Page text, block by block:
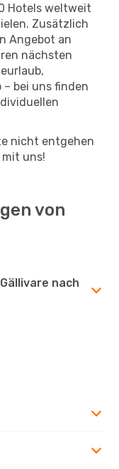
Hotels weltweit
Zusätzlich
Angebot an
nächsten
bei uns finden
nicht entgehen
uns!
von
nach